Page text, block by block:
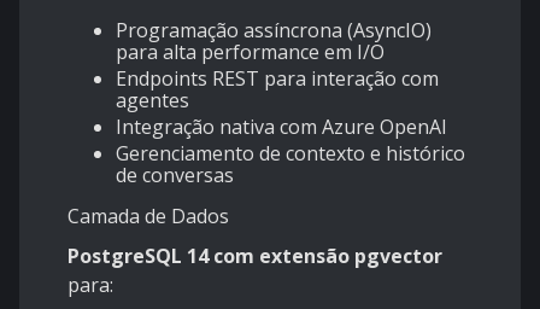
Programação assíncrona (AsyncIO)
para alta performance em I/O
Endpoints REST para interação com
agentes
Integração nativa com Azure OpenAI
Gerenciamento de contexto e histórico
de conversas
Camada de Dados
PostgreSQL 14 com extensão pgvector
para: